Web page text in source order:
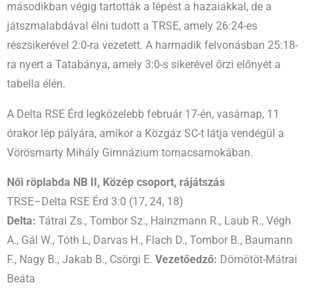
másodikban végig tartották a lépést a hazaiakkal, de a
játszmalabdával élni tudott a TRSE, amely 26:24-es
részsikerével 2:0-ra vezetett. A harmadik felvonásban 25:18-
ra nyert a Tatabánya, amely 3:0-s sikerével őrzi előnyét a
tabella élén.
A Delta RSE Érd legközelebb február 17-én, vasárnap, 11
órakor lép pályára, amikor a Közgáz SC-t látja vendégül a
Vörösmarty Mihály Gimnázium tornacsarnokában.
Női röplabda NB II, Közép csoport, rájátszás
TRSE–Delta RSE Érd 3:0 (17, 24, 18)
Delta: Tátrai Zs., Tombor Sz., Hainzmann R., Laub R., Végh
A., Gál W., Tóth L, Darvas H., Flach D., Tombor B., Baumann
F., Nagy B., Jakab B., Csörgi E. Vezetőedző: Dömötöt-Mátrai
Beáta